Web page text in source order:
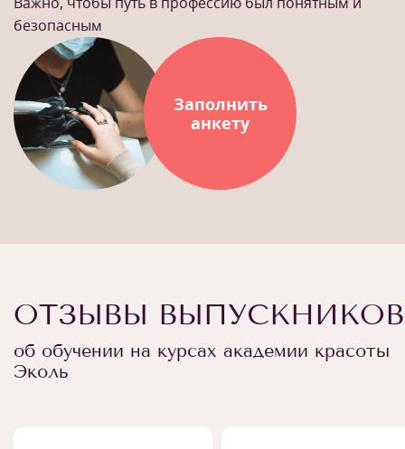
безопасным
Заполнить
анкету
ОТЗЫВЫ ВЫПУСКНИКОВ
об обучении на курсах академии красоты
Эколь